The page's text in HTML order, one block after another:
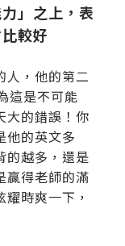
」之上，表
較好
人，他的第二
這是不可能
大的錯誤！你
他的英文多
的越多，還是
贏得老師的滿
時爽一下，